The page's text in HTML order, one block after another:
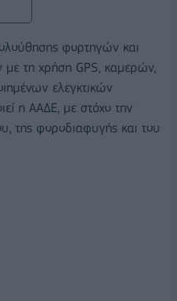
φορτηγών και
με τη χρήση GPS, καμερών,
ελεγκτικών
η ΑΑΔΕ, με στόχο την
της φοροδιαφυγής και του